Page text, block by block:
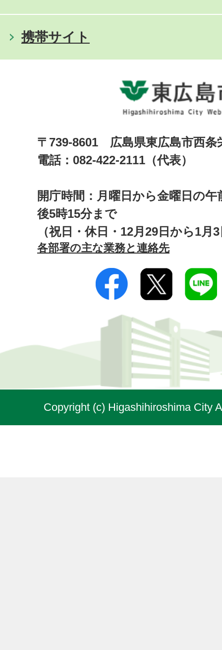
携帯サイト
〒739-8601 広島県東広島市西
電話：082-422-2111（代表）
開庁時間：月曜日から金曜日の午
後5時15分まで
（祝日・休日・12月29日から1月
各部署の主な業務と連絡先
Copyright (c) Higashihiroshima City